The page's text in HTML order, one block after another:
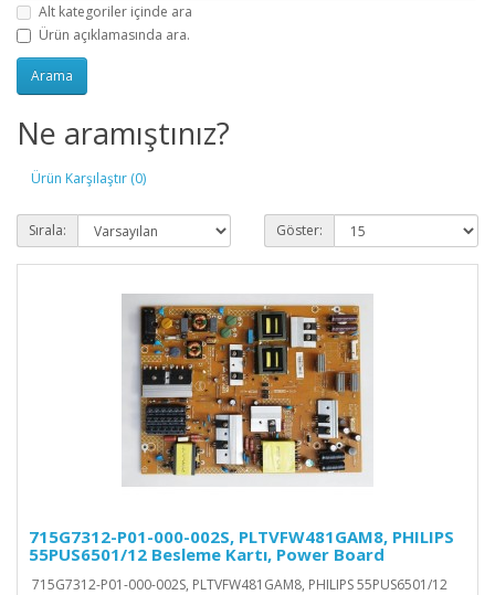
Alt kategoriler içinde ara
Ürün açıklamasında ara.
Ne aramıştınız?
Ürün Karşılaştır (0)
Sırala: Göster:
715G7312-P01-000-002S, PLTVFW481GAM8, PHILIPS
55PUS6501/12 Besleme Kartı, Power Board
715G7312-P01-000-002S, PLTVFW481GAM8, PHILIPS 55PUS6501/12